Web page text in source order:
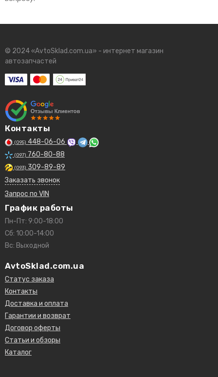
© 2024 «AvtoSklad.com.ua» - интернет магазин
автозапчастей
Контакты
(095) 448-06-06
(097) 760-80-88
(093) 309-89-89
Заказать звонок
Запрос по VIN
График работы
Пн-Пт: 9:00-18:00
Сб: 10:00-14:00
Вс: Выходной
AvtoSklad.com.ua
Статус заказа
Контакты
Доставка и оплата
Гарантии и возврат
Договор оферты
Статьи и обзоры
Каталог